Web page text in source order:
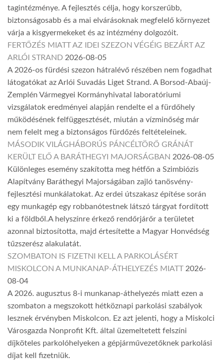
tagintézménye. A fejlesztés célja, hogy korszerűbb,
biztonságosabb és a mai elvárásoknak megfelelő környezet
várja a kisgyermekeket és az intézmény dolgozóit.
FERTŐZÉS MIATT AZ IDEI SZEZON VÉGÉIG BEZÁRT AZ
ARLÓI STRAND 2026-08-05
A 2026-os fürdési szezon hátralévő részében nem fogadhat
látogatókat az Arlói Suvadás Liget Strand. A Borsod-Abaúj-
Zemplén Vármegyei Kormányhivatal laboratóriumi
vizsgálatok eredményei alapján rendelte el a fürdőhely
működésének felfüggesztését, miután a vízminőség már
nem felelt meg a biztonságos fürdőzés feltételeinek.
MÁSODIK VILÁGHÁBORÚS PÁNCÉLTÖRŐ GRÁNÁT
KERÜLT ELŐ A BARÁTHEGYI MAJORSÁGBAN 2026-08-05
Különleges esemény szakította meg hétfőn a Szimbiózis
Alapítvány Baráthegyi Majorságában zajló tanösvény-
fejlesztési munkálatokat. Az erdei útszakasz építése során
egy munkagép egy robbanótestnek látszó tárgyat fordított
ki a földből.A helyszínre érkező rendőrjárőr a területet
azonnal biztosította, majd értesítette a Magyar Honvédség
tűzszerész alakulatát.
SZOMBATON IS FIZETNI KELL A PARKOLÁSÉRT
MISKOLCON A MUNKANAP-ÁTHELYEZÉS MIATT 2026-
08-04
A 2026. augusztus 8-i munkanap-áthelyezés miatt ezen a
szombaton a megszokott hétköznapi parkolási szabályok
lesznek érvényben Miskolcon. Ez azt jelenti, hogy a Miskolci
Városgazda Nonprofit Kft. által üzemeltetett felszíni
díjköteles parkolóhelyeken a gépjárművezetőknek parkolási
díjat kell fizetniük.